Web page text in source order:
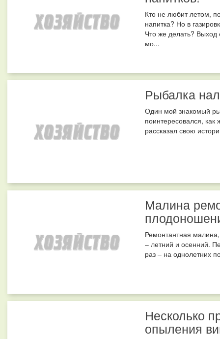
Кто не любит летом,
напитка? Но в
Что же делать? Выход
мо...
Рыбалка
Один мой знакомый
поинтересовался,
рассказал свою
Малина
Ремонтантная
– летний и осенний.
раз – на однолетних
Несколько
опыления